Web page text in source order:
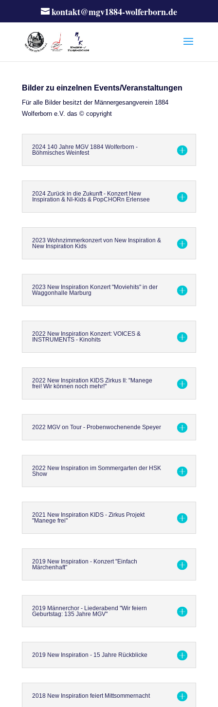
kontakt@mgv1884-wolferborn.de
Bilder zu einzelnen Events/Veranstaltungen
Für alle Bilder besitzt der Männergesangverein 1884
Wolferborn e.V. das © copyright
2024 140 Jahre MGV 1884 Wolferborn -
Böhmisches Weinfest
2024 Zurück in die Zukunft - Konzert New
Inspiration & NI-Kids & PopCHORn Erlensee
2023 Wohnzimmerkonzert von New Inspiration &
New Inspiration Kids
2023 New Inspiration Konzert "Moviehits" in der
Waggonhalle Marburg
2022 New Inspiration Konzert: VOICES &
INSTRUMENTS - Kinohits
2022 New Inspiration KIDS Zirkus II: "Manege
frei! Wir können noch mehr!"
2022 MGV on Tour - Probenwochenende Speyer
2022 New Inspiration im Sommergarten der HSK
Show
2021 New Inspiration KIDS - Zirkus Projekt
"Manege frei"
2019 New Inspiration - Konzert "Einfach
Märchenhaft"
2019 Männerchor - Liederabend "Wir feiern
Geburtstag: 135 Jahre MGV"
2019 New Inspiration - 15 Jahre Rückblicke
2018 New Inspiration feiert Mittsommernacht